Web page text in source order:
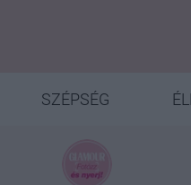
SZÉPSÉG